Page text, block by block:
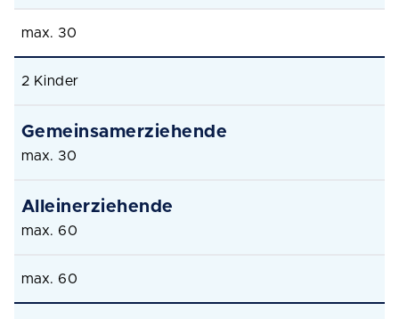
max. 30
2 Kinder
max. 30
max. 60
max. 60